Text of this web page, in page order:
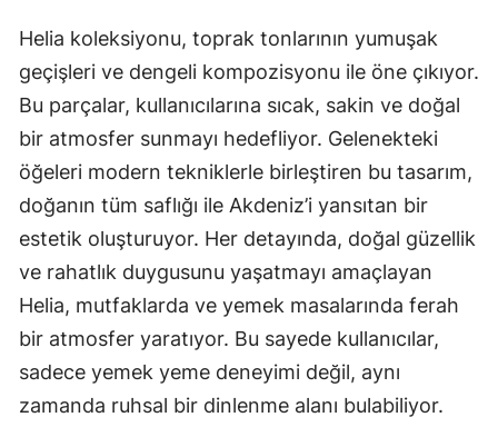
Helia koleksiyonu, toprak tonlarının yumuşak
geçişleri ve dengeli kompozisyonu ile öne çıkıyor.
Bu parçalar, kullanıcılarına sıcak, sakin ve doğal
bir atmosfer sunmayı hedefliyor. Gelenekteki
öğeleri modern tekniklerle birleştiren bu tasarım,
doğanın tüm saflığı ile Akdeniz’i yansıtan bir
estetik oluşturuyor. Her detayında, doğal güzellik
ve rahatlık duygusunu yaşatmayı amaçlayan
Helia, mutfaklarda ve yemek masalarında ferah
bir atmosfer yaratıyor. Bu sayede kullanıcılar,
sadece yemek yeme deneyimi değil, aynı
zamanda ruhsal bir dinlenme alanı bulabiliyor.